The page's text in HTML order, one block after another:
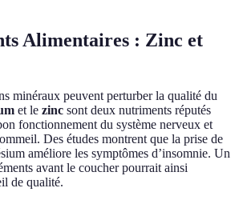
Alimentaires : Zinc et
minéraux peuvent perturber la qualité du
et le zinc sont deux nutriments réputés
fonctionnement du système nerveux et
Des études montrent que la prise de
améliore les symptômes d’insomnie. Un
avant le coucher pourrait ainsi
de qualité.